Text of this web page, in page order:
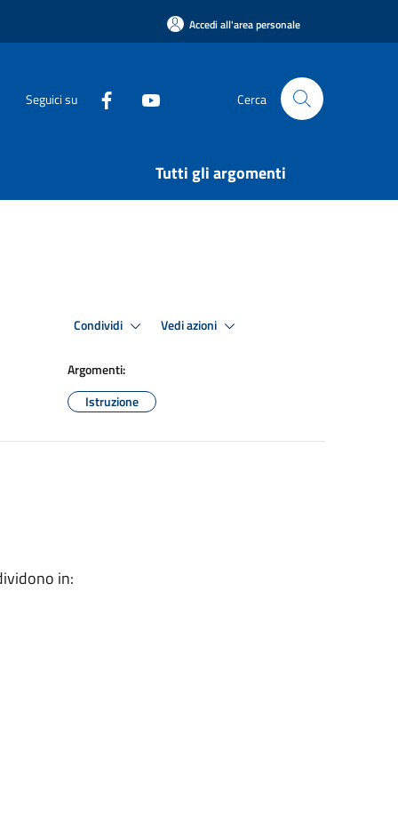
Accedi all'area personale
Seguici su Cerca
Tutti gli argomenti
Condividi Vedi azioni
Argomenti:
Istruzione
in: